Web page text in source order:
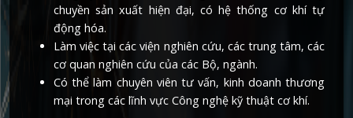
chuyền sản xuất hiện đại, có hệ thống cơ khí tự
động hóa.
Làm việc tại các viện nghiên cứu, các trung tâm, các
cơ quan nghiên cứu của các Bộ, ngành.
Có thể làm chuyên viên tư vấn, kinh doanh thương
mại trong các lĩnh vực Công nghệ kỹ thuật cơ khí.